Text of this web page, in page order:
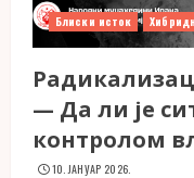
Блиски исток
— Да ли је
контролом
10. ЈАНУАР 2026.